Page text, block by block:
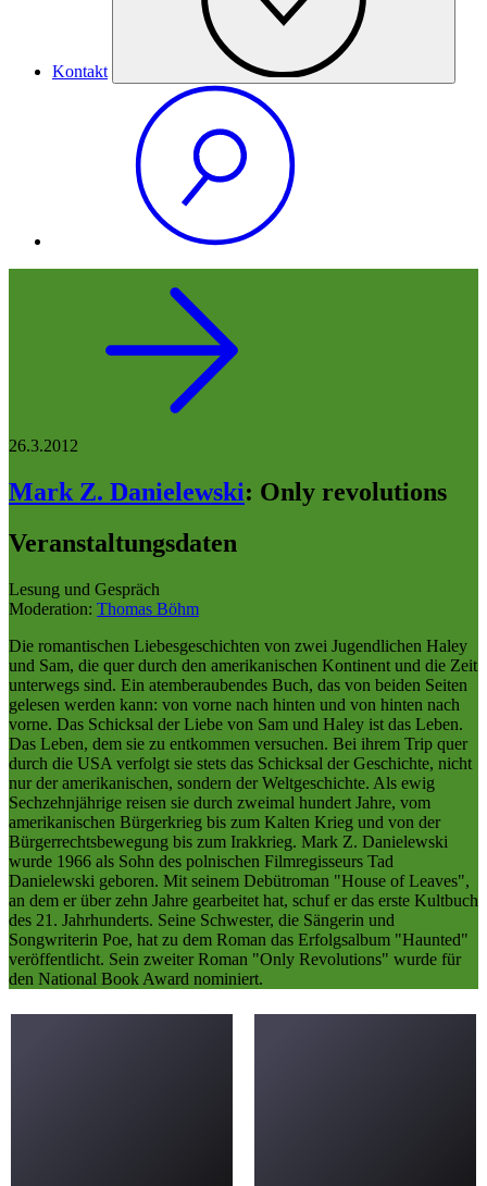
Kontakt
26.3.2012
Mark Z. Danielewski: Only revolutions
Veranstaltungsdaten
Lesung und Gespräch
Moderation: Thomas Böhm
Die romantischen Liebesgeschichten von zwei Jugendlichen Haley
und Sam, die quer durch den amerikanischen Kontinent und die Zeit
unterwegs sind. Ein atemberaubendes Buch, das von beiden Seiten
gelesen werden kann: von vorne nach hinten und von hinten nach
vorne. Das Schicksal der Liebe von Sam und Haley ist das Leben.
Das Leben, dem sie zu entkommen versuchen. Bei ihrem Trip quer
durch die USA verfolgt sie stets das Schicksal der Geschichte, nicht
nur der amerikanischen, sondern der Weltgeschichte. Als ewig
Sechzehnjährige reisen sie durch zweimal hundert Jahre, vom
amerikanischen Bürgerkrieg bis zum Kalten Krieg und von der
Bürgerrechtsbewegung bis zum Irakkrieg. Mark Z. Danielewski
wurde 1966 als Sohn des polnischen Filmregisseurs Tad
Danielewski geboren. Mit seinem Debütroman "House of Leaves",
an dem er über zehn Jahre gearbeitet hat, schuf er das erste Kultbuch
des 21. Jahrhunderts. Seine Schwester, die Sängerin und
Songwriterin Poe, hat zu dem Roman das Erfolgsalbum "Haunted"
veröffentlicht. Sein zweiter Roman "Only Revolutions" wurde für
den National Book Award nominiert.